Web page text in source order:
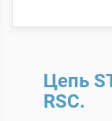
Цепь
RSC.